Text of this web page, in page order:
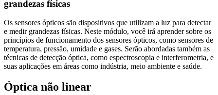
grandezas físicas
Os sensores ópticos são dispositivos que utilizam a luz para detectar
e medir grandezas físicas. Neste módulo, você irá aprender sobre os
princípios de funcionamento dos sensores ópticos, como sensores de
temperatura, pressão, umidade e gases. Serão abordadas também as
técnicas de detecção óptica, como espectroscopia e interferometria, e
suas aplicações em áreas como indústria, meio ambiente e saúde.
Óptica não linear